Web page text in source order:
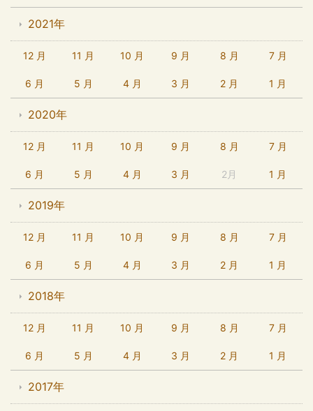
2021年
12 月 11 月 10 月 9 月 8 月 7 月
6 月 5 月 4 月 3 月 2 月 1 月
2020年
12 月 11 月 10 月 9 月 8 月 7 月
6 月 5 月 4 月 3 月 2月 1 月
2019年
12 月 11 月 10 月 9 月 8 月 7 月
6 月 5 月 4 月 3 月 2 月 1 月
2018年
12 月 11 月 10 月 9 月 8 月 7 月
6 月 5 月 4 月 3 月 2 月 1 月
2017年